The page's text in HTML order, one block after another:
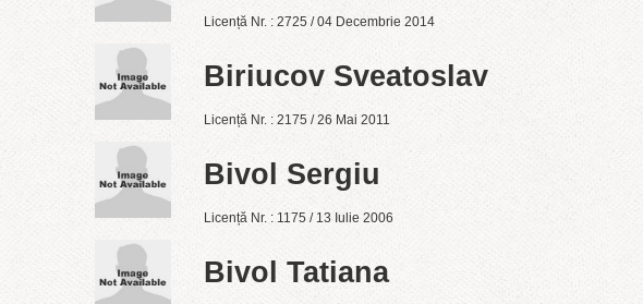
Licență Nr. : 2725 / 04 Decembrie 2014
Biriucov Sveatoslav
Licență Nr. : 2175 / 26 Mai 2011
Bivol Sergiu
Licență Nr. : 1175 / 13 Iulie 2006
Bivol Tatiana